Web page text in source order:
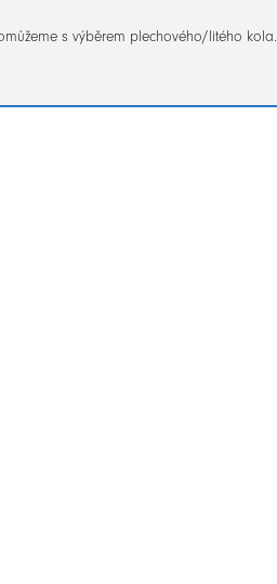
s výběrem plechového/litého kola.